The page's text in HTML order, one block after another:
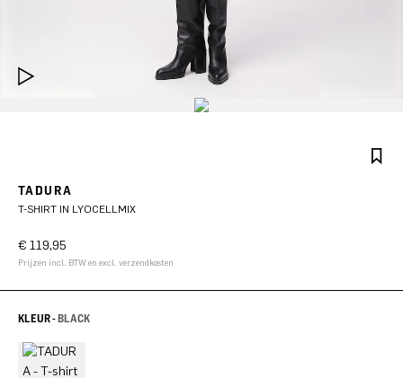
TADURA
T-SHIRT IN LYOCELLMIX
€ 119,95
Prijzen incl. BTW en excl. verzendkosten
KLEUR -BLACK